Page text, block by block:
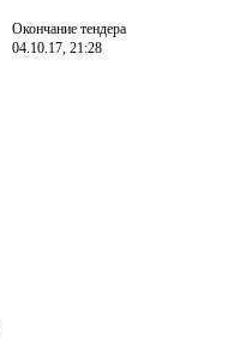
Окончание тендера
04.10.17, 21:28